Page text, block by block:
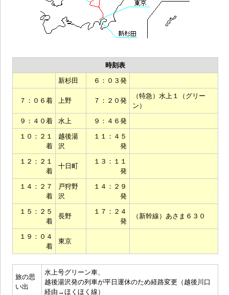
時刻表
新杉田
６：０３発
７：０６着 上野 ７：２０発
（特急）水上１（グリー
ン）
９：４０着
水上
９：４６発
１０：２１
着
越後湯
沢
１１：４５
発
１２：２１
着
十日町
１３：１１
発
１４：２７
着
戸狩野
沢
１４：２９
発
１５：２５
着
長野
１７：２４
発
（新幹線）あさま６３０
１９：０４
着
東京
旅の思
い出
水上号グリーン車、
越後湯沢発の列車が平日運休のため経路変更（越後川口
経由→ほくほく線）